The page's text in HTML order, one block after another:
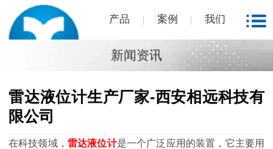
产品 案例 我们
新闻资讯
雷达液位计生产厂家-西安相远科技有
限公司
在科技领域， 雷达液位计是一个广泛应用的装置，它主要用